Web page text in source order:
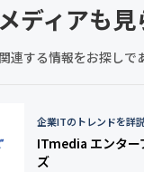
ディアも
連する情報をお探しで
企業ITのトレンドを詳説
ITmedia エンター
ズ